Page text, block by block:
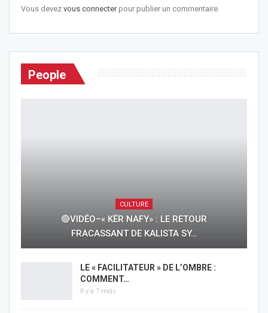
Vous devez vous connecterpour publier un commentaire.
People
CULTURE
🔴VIDÉO–« KËR NAFY» : LE RETOUR
FRACASSANT DE KALISTA SY…
LE « FACILITATEUR » DE L’OMBRE :
COMMENT…
Il y a 7 mois